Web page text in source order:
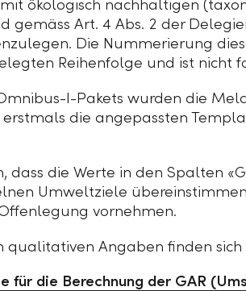
ökologisch nachhaltigen
gemäss Art. 4 Abs. 2 der
Die Nummerierung
Reihenfolge und ist nicht
I-Pakets wurden die
die angepassten
dass die Werte in den Spalten
Umweltziele
vornehmen.
qualitativen Angaben finden
für die Berechnung der GAR